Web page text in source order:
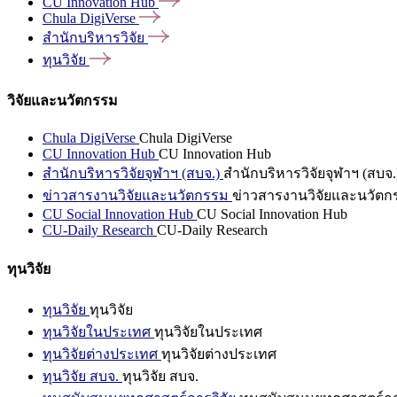
Chula DigiVerse
สำนักบริหารวิจัย
ทุนวิจัย
วิจัยและนวัตกรรม
Chula DigiVerse Chula DigiVerse
CU Innovation Hub CU Innovation Hub
สำนักบริหารวิจัยจุฬาฯ (สบจ.) สำนักบริหารวิจัยจุฬาฯ (สบจ
ข่าวสารงานวิจัยและนวัตกรรม ข่าวสารงานวิจัยและนวัตก
CU Social Innovation Hub CU Social Innovation Hub
CU-Daily Research CU-Daily Research
ทุนวิจัย
ทุนวิจัย ทุนวิจัย
ทุนวิจัยในประเทศ ทุนวิจัยในประเทศ
ทุนวิจัยต่างประเทศ ทุนวิจัยต่างประเทศ
ทุนวิจัย สบจ. ทุนวิจัย สบจ.